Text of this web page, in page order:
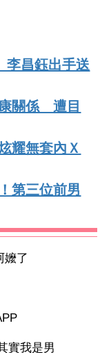
昌鈺出手送
關係 遭目
耀無套內Ｘ
第三位前男
嬤了
實我是男